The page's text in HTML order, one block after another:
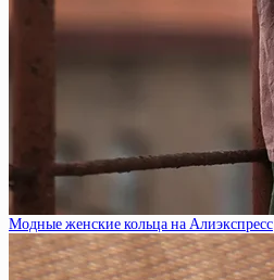
Модные женские кольца на Алиэкспресс